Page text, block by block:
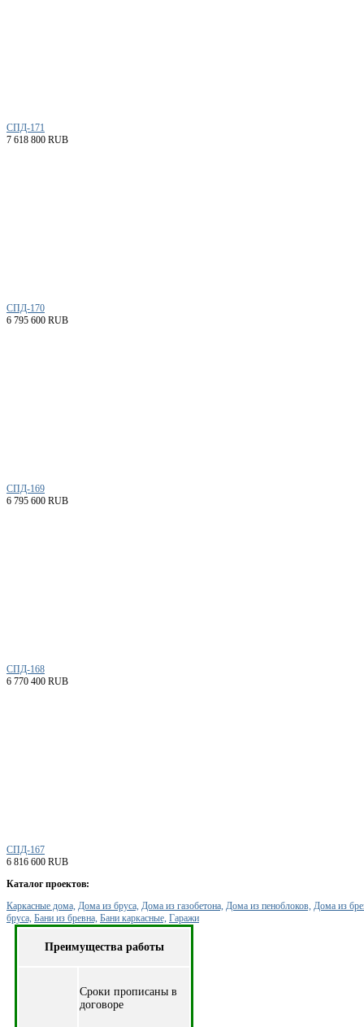
СПД-171
7 618 800 RUB
СПД-170
6 795 600 RUB
СПД-169
6 795 600 RUB
СПД-168
6 770 400 RUB
СПД-167
6 816 600 RUB
Каталог проектов:
Каркасные дома, Дома из бруса, Дома из газобетона, Дома из пеноблоков, Дома из
бруса, Бани из бревна, Бани каркасные, Гаражи
Преимущества работы
Cроки прописаны в
договоре